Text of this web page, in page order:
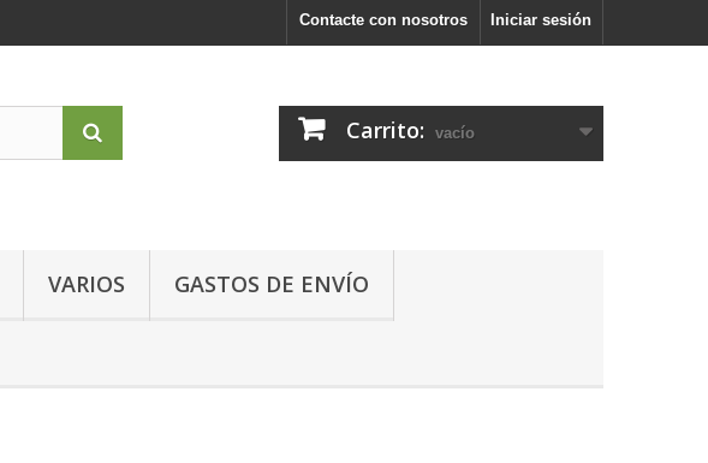
Iniciar sesión
Contacte con nosotros
Carrito: vacío
VARIOS GASTOS DE ENVÍO